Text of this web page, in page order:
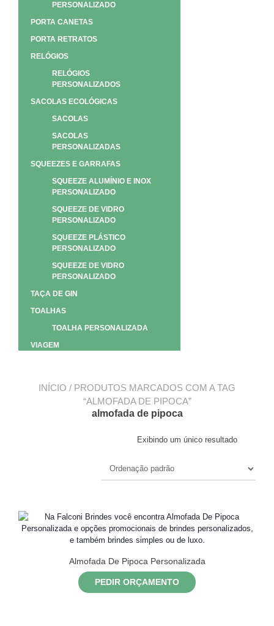
INÍCIO / PRODUTOS MARCADOS COM A TAG
“ALMOFADA DE PIPOCA”
almofada de pipoca
Exibindo um único resultado
Almofada De Pipoca Personalizada
PEDIR ORÇAMENTO
PERSONALIZADO
PORTA CANETAS
PORTA RETRATOS
RELÓGIOS
RELÓGIOS
PERSONALIZADOS
SACOLAS ECOLÓGICAS
SACOLAS
SACOLAS
PERSONALIZADAS
SQUEEZES E GARRAFAS
SQUEEZE ALUMÍNIO E INOX
PERSONALIZADO
SQUEEZE DE VIDRO
PERSONALIZADO
SQUEEZE PLÁSTICO
PERSONALIZADO
SQUEEZE DE VIDRO
PERSONALIZADO
TAÇA DE GIN
TOALHAS
TOALHA PERSONALIZADA
VIAGEM